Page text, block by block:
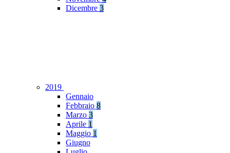
Dicembre 3
2019
Gennaio
Febbraio 8
Marzo 3
Aprile 1
Maggio 1
Giugno